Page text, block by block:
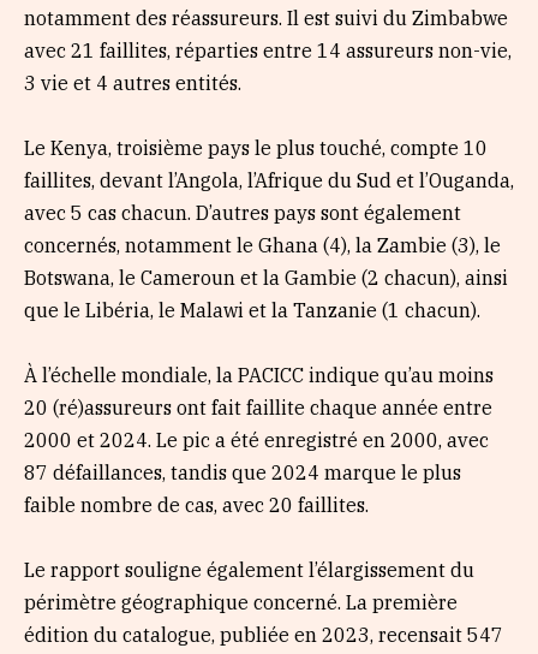
notamment des réassureurs. Il est suivi du Zimbabwe
avec 21 faillites, réparties entre 14 assureurs non-vie,
3 vie et 4 autres entités.
Le Kenya, troisième pays le plus touché, compte 10
faillites, devant l’Angola, l’Afrique du Sud et l’Ouganda,
avec 5 cas chacun. D’autres pays sont également
concernés, notamment le Ghana (4), la Zambie (3), le
Botswana, le Cameroun et la Gambie (2 chacun), ainsi
que le Libéria, le Malawi et la Tanzanie (1 chacun).
À l’échelle mondiale, la PACICC indique qu’au moins
20 (ré)assureurs ont fait faillite chaque année entre
2000 et 2024. Le pic a été enregistré en 2000, avec
87 défaillances, tandis que 2024 marque le plus
faible nombre de cas, avec 20 faillites.
Le rapport souligne également l’élargissement du
périmètre géographique concerné. La première
édition du catalogue, publiée en 2023, recensait 547